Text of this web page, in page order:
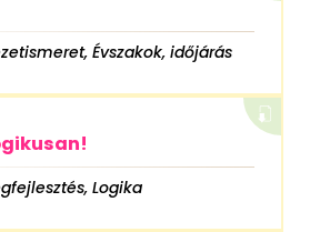
Évszakok, időjárás
Logika